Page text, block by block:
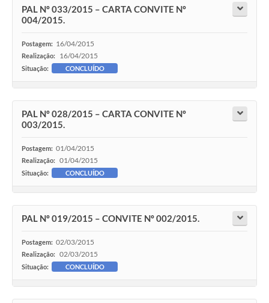
PAL Nº 033/2015 – CARTA CONVITE Nº
004/2015.
Postagem: 16/04/2015
Realização: 16/04/2015
Situação: CONCLUÍDO
PAL Nº 028/2015 – CARTA CONVITE Nº
003/2015.
Postagem: 01/04/2015
Realização: 01/04/2015
Situação: CONCLUÍDO
PAL Nº 019/2015 – CONVITE Nº 002/2015.
Postagem: 02/03/2015
Realização: 02/03/2015
Situação: CONCLUÍDO